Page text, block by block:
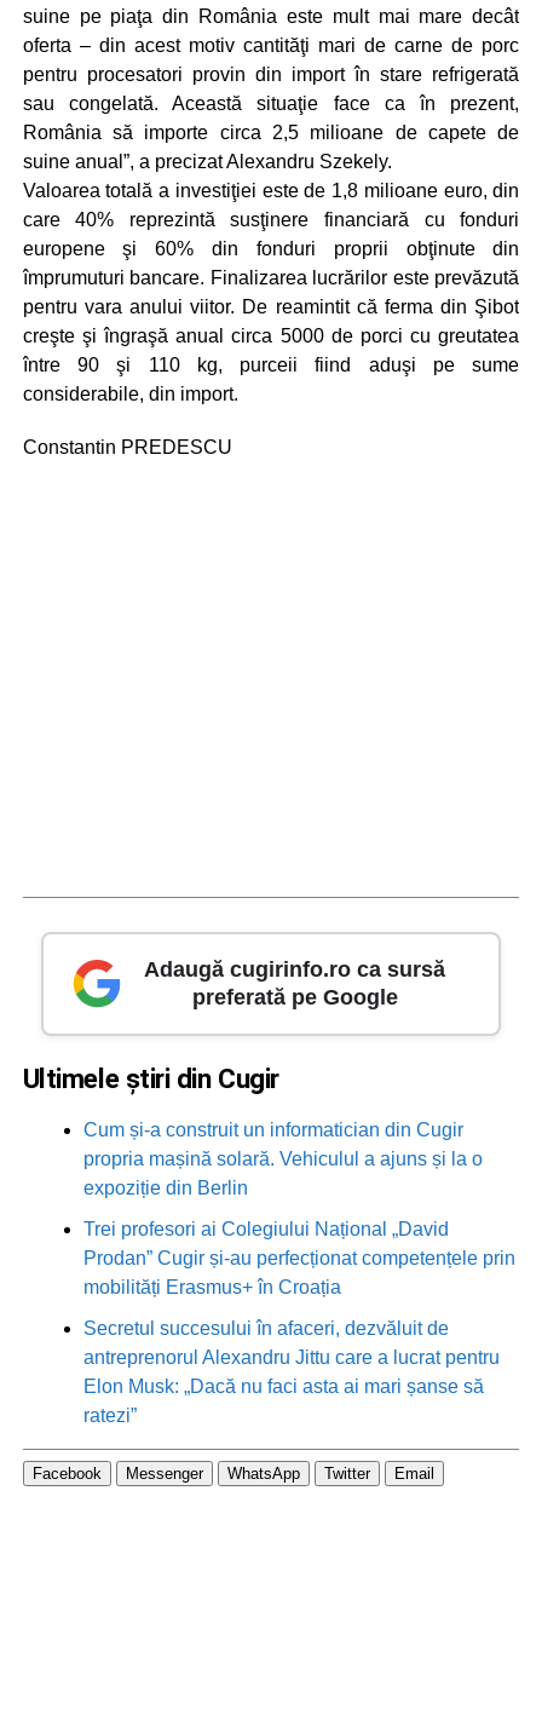
suine pe piaţa din România este mult mai mare decât
oferta – din acest motiv cantităţi mari de carne de porc
pentru procesatori provin din import în stare refrigerată
sau congelată. Această situaţie face ca în prezent,
România să importe circa 2,5 milioane de capete de
suine anual”, a precizat Alexandru Szekely.
Valoarea totală a investiţiei este de 1,8 milioane euro, din
care 40% reprezintă susţinere financiară cu fonduri
europene şi 60% din fonduri proprii obţinute din
împrumuturi bancare. Finalizarea lucrărilor este prevăzută
pentru vara anului viitor. De reamintit că ferma din Şibot
creşte şi îngraşă anual circa 5000 de porci cu greutatea
între 90 şi 110 kg, purceii fiind aduşi pe sume
considerabile, din import.
Constantin PREDESCU
Adaugă cugirinfo.ro ca sursă
preferată pe Google
Ultimele știri din Cugir
Cum și-a construit un informatician din Cugir
propria mașină solară. Vehiculul a ajuns și la o
expoziție din Berlin
Trei profesori ai Colegiului Național „David
Prodan” Cugir și-au perfecționat competențele prin
mobilități Erasmus+ în Croația
Secretul succesului în afaceri, dezvăluit de
antreprenorul Alexandru Jittu care a lucrat pentru
Elon Musk: „Dacă nu faci asta ai mari șanse să
ratezi”
Facebook Messenger WhatsApp Twitter Email